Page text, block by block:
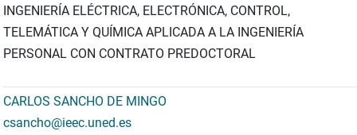
INGENIERÍA ELÉCTRICA, ELECTRÓNICA, CONTROL,
TELEMÁTICA Y QUÍMICA APLICADA A LA INGENIERÍA
PERSONAL CON CONTRATO PREDOCTORAL
CARLOS SANCHO DE MINGO
csancho@ieec.uned.es